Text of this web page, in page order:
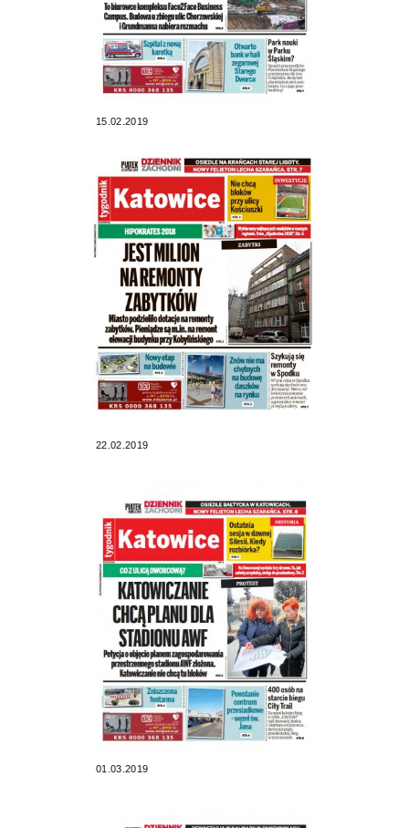
15.02.2019
22.02.2019
01.03.2019